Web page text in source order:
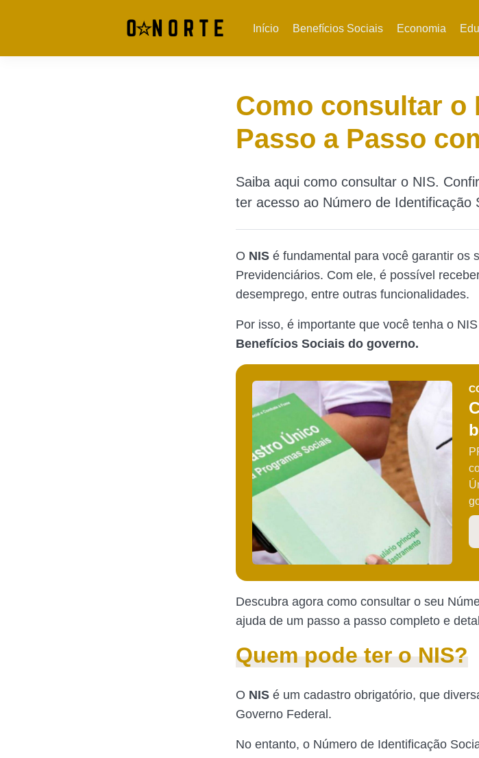
Início Benefícios Sociais Economia
Como consultar o
Passo a Passo
Saiba aqui como consultar o NIS.
ter acesso ao Número de Identificação
O NIS é fundamental para você garantir os
Previdenciários. Com ele, é possível
desemprego, entre outras funcionalidades.
Por isso, é importante que você tenha o
Benefícios Sociais do governo.
Descubra agora como consultar o seu
ajuda de um passo a passo completo e
Quem pode ter o NIS?
O NIS é um cadastro obrigatório, que
Governo Federal.
No entanto, o Número de Identificação